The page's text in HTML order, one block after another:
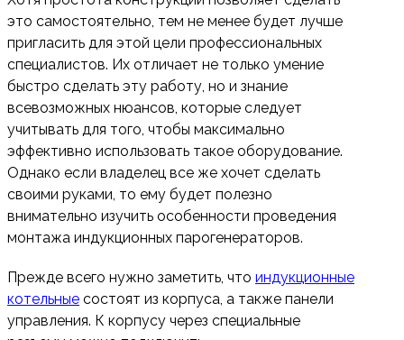
это самостоятельно, тем не менее будет лучше
пригласить для этой цели профессиональных
специалистов. Их отличает не только умение
быстро сделать эту работу, но и знание
всевозможных нюансов, которые следует
учитывать для того, чтобы максимально
эффективно использовать такое оборудование.
Однако если владелец все же хочет сделать
своими руками, то ему будет полезно
внимательно изучить особенности проведения
монтажа индукционных парогенераторов.
Прежде всего нужно заметить, что индукционные
котельные состоят из корпуса, а также панели
управления. К корпусу через специальные